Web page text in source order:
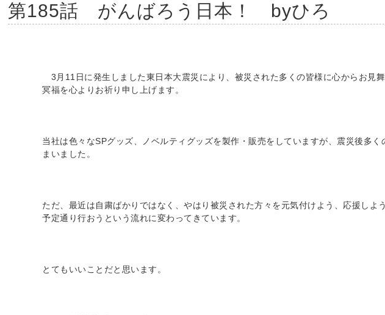
第185話 がんばろう日本！ byひろ
3月11日に発生しました東日本大震災により、被災された多くの皆様に心からお見
冥福を心よりお祈り申し上げます。
当社は色々なSPグッズ、ノベルティグッズを製作・販売をしていますが、震災後多
まいました。
ただ、最近は自粛ばかりではなく、やはり被災された方々を元気付けよう、応援しよ
予定通り行おうという流れに変わってきています。
とてもいいことだと思います。